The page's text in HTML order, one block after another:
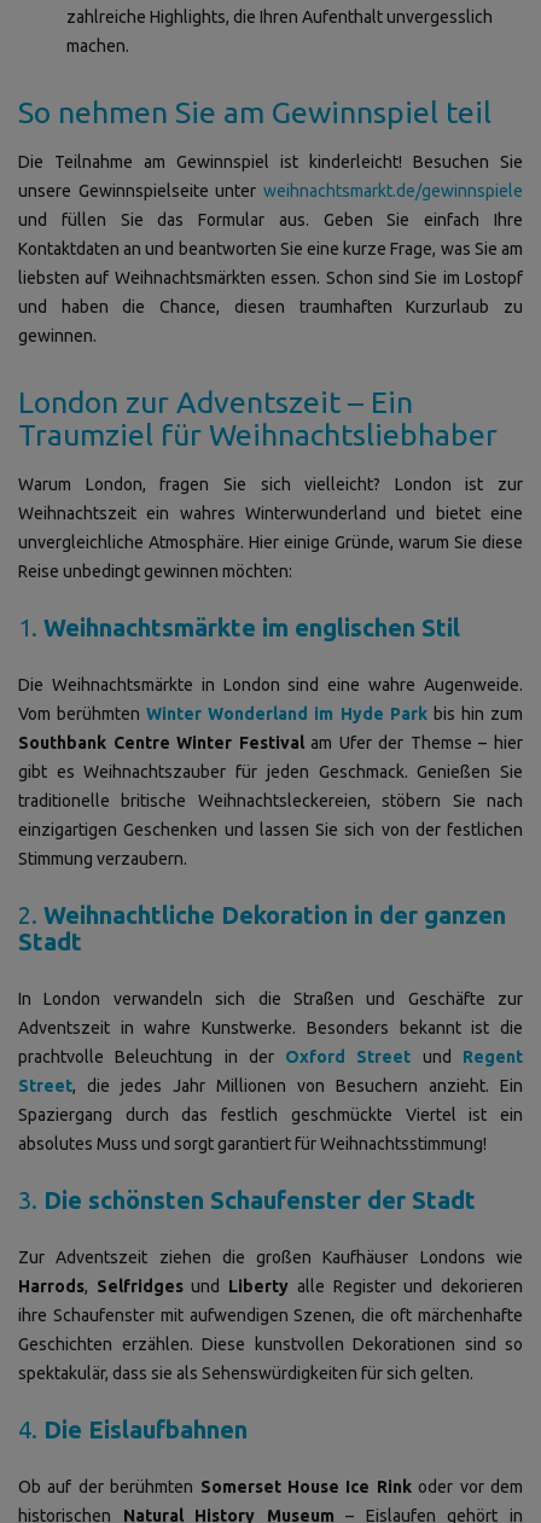
zahlreiche Highlights, die Ihren Aufenthalt unvergesslich
machen.
So nehmen Sie am Gewinnspiel teil
Die Teilnahme am Gewinnspiel ist kinderleicht! Besuchen Sie
unsere Gewinnspielseite unter weihnachtsmarkt.de/gewinnspiele
und füllen Sie das Formular aus. Geben Sie einfach Ihre
Kontaktdaten an und beantworten Sie eine kurze Frage, was Sie am
liebsten auf Weihnachtsmärkten essen. Schon sind Sie im Lostopf
und haben die Chance, diesen traumhaften Kurzurlaub zu
gewinnen.
London zur Adventszeit – Ein
Traumziel für Weihnachtsliebhaber
Warum London, fragen Sie sich vielleicht? London ist zur
Weihnachtszeit ein wahres Winterwunderland und bietet eine
unvergleichliche Atmosphäre. Hier einige Gründe, warum Sie diese
Reise unbedingt gewinnen möchten:
1. Weihnachtsmärkte im englischen Stil
Die Weihnachtsmärkte in London sind eine wahre Augenweide.
Vom berühmtenWinter Wonderland im Hyde Parkbis hin zum
Southbank Centre Winter Festivalam Ufer der Themse – hier
gibt es Weihnachtszauber für jeden Geschmack. Genießen Sie
traditionelle britische Weihnachtsleckereien, stöbern Sie nach
einzigartigen Geschenken und lassen Sie sich von der festlichen
Stimmung verzaubern.
2. Weihnachtliche Dekoration in der ganzen
Stadt
In London verwandeln sich die Straßen und Geschäfte zur
Adventszeit in wahre Kunstwerke. Besonders bekannt ist die
prachtvolle Beleuchtung in der Oxford Street und Regent
Street, die jedes Jahr Millionen von Besuchern anzieht. Ein
Spaziergang durch das festlich geschmückte Viertel ist ein
absolutes Muss und sorgt garantiert für Weihnachtsstimmung!
3. Die schönsten Schaufenster der Stadt
Zur Adventszeit ziehen die großen Kaufhäuser Londons wie
Harrods, Selfridgesund Liberty alle Register und dekorieren
ihre Schaufenster mit aufwendigen Szenen, die oft märchenhafte
Geschichten erzählen. Diese kunstvollen Dekorationen sind so
spektakulär, dass sie als Sehenswürdigkeiten für sich gelten.
4. Die Eislaufbahnen
Ob auf der berühmten Somerset House Ice Rinkoder vor dem
historischen Natural History Museum – Eislaufen gehört in